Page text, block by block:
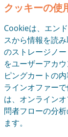
クッキーの使
Cookieは、エン
スから情報を読
のストレージノ
をユーザーアカ
ピングカートの
ラインオファー
は、オンライン
問者フローの分
ます。